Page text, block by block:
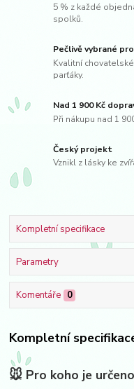
5 % z každé
spolků.
Pečlivě vybrané
Kvalitní
parťáky.
Nad 1 900 Kč
Při nákupu nad 1
Český projekt
Vznikl z lásky ke
Kompletní specifikace
Parametry
Komentáře 0
Kompletní
🐭 Pro koho je určeno